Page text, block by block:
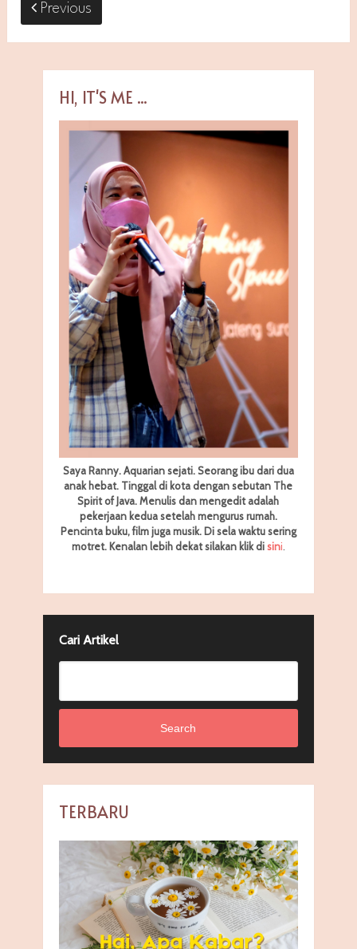
Previous
HI, IT'S ME ...
Saya Ranny. Aquarian sejati. Seorang ibu dari dua
anak hebat. Tinggal di kota dengan sebutan The
Spirit of Java. Menulis dan mengedit adalah
pekerjaan kedua setelah mengurus rumah.
Pencinta buku, film juga musik. Di sela waktu sering
motret. Kenalan lebih dekat silakan klik disini.
Cari Artikel
Search
TERBARU